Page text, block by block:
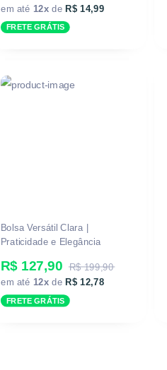
em até 12xde R$ 14,99
FRETE GRÁTIS
Bolsa Versátil Clara |
Praticidade e Elegância
R$ 127,90
R$ 199,90
em até 12xde R$ 12,78
FRETE GRÁTIS